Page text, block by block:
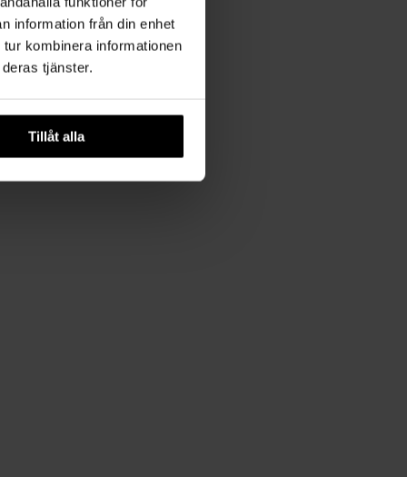
information från din enhet
kombinera informationen
tjänster.
Tillåt alla